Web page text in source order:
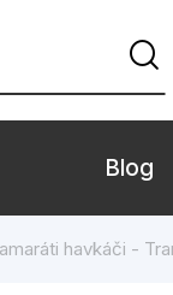
Beletria pre
Blog
havkáči -